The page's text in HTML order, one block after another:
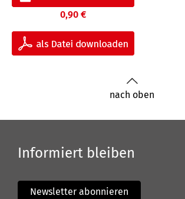
0,90 €
nach oben
Informiert bleiben
Newsletter abonnieren